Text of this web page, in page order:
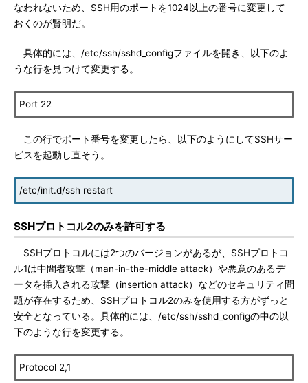
なわれないため、SSH用のポートを1024以上の番号に変更して
おくのが賢明だ。
具体的には、/etc/ssh/sshd_configファイルを開き、以下のよ
うな行を見つけて変更する。
Port 22
この行でポート番号を変更したら、以下のようにしてSSHサー
ビスを起動し直そう。
/etc/init.d/ssh restart
SSHプロトコル2のみを許可する
SSHプロトコルには2つのバージョンがあるが、SSHプロトコ
ル1は中間者攻撃（man-in-the-middle attack）や悪意のあるデ
ータを挿入される攻撃（insertion attack）などのセキュリティ問
題が存在するため、SSHプロトコル2のみを使用する方がずっと
安全となっている。具体的には、/etc/ssh/sshd_configの中の以
下のような行を変更する。
Protocol 2,1